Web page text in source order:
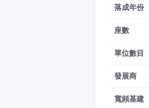
落成年份
座數
單位數目
發展商
寬頻基建